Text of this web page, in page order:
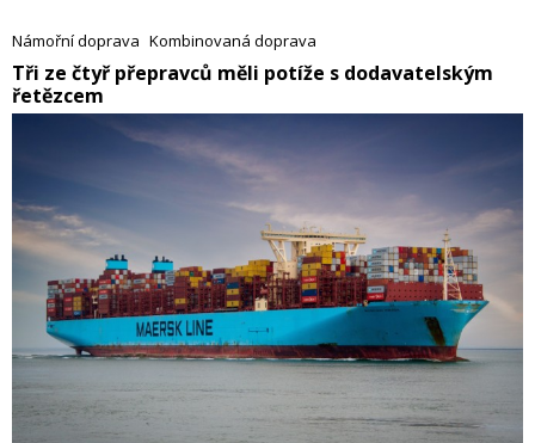
trhu, kterým se díky tomu otevírají nové příležitosti. Roste zájem
o intermodální přepravy, v rámci Evropy jde zejména o kombinaci
železničních a silničních přeprav.
Námořní doprava Kombinovaná doprava
Tři ze čtyř přepravců měli potíže s dodavatelským
řetězcem